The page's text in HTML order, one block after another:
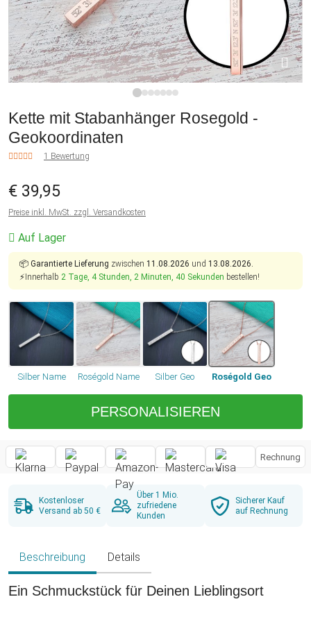
Kette mit Stabanhänger Rosegold -
Geokoordinaten
1 Bewertung
€ 39,95
Preise inkl. MwSt. zzgl. Versandkosten
Auf Lager
📦 Garantierte Lieferung zwischen 11.08.2026 und 13.08.2026.
⚡Innerhalb 2 Tage, 4 Stunden, 2 Minuten, 40 Sekunden bestellen!
Silber Name Roségold Name Silber Geo Roségold Geo
PERSONALISIEREN
Rechnung
Kostenloser
Versand ab 50 €
Über 1 Mio.
zufriedene
Kunden
Sicherer Kauf
auf Rechnung
Beschreibung Details
Ein Schmuckstück für Deinen Lieblingsort